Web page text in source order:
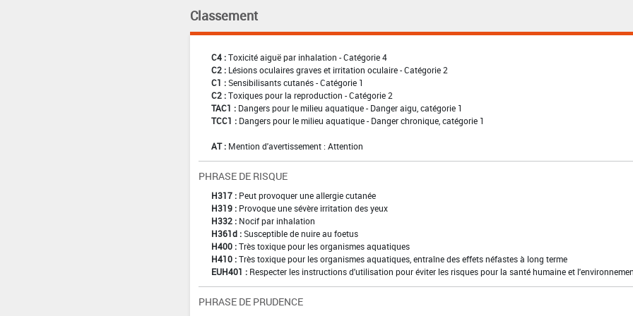
Classement
C4 : Toxicité aiguë par inhalation - Catégorie 4
C2 : Lésions oculaires graves et irritation oculaire - Catégorie 2
C1 : Sensibilisants cutanés - Catégorie 1
C2 : Toxiques pour la reproduction - Catégorie 2
TAC1 : Dangers pour le milieu aquatique - Danger aigu, catégorie 1
TCC1 : Dangers pour le milieu aquatique - Danger chronique, catégorie 1
AT : Mention d'avertissement : Attention
PHRASE DE RISQUE
H317 : Peut provoquer une allergie cutanée
H319 : Provoque une sévère irritation des yeux
H332 : Nocif par inhalation
H361d : Susceptible de nuire au foetus
H400 : Très toxique pour les organismes aquatiques
H410 : Très toxique pour les organismes aquatiques, entraîne des effets néfastes à long terme
EUH401 : Respecter les instructions d'utilisation pour éviter les risques pour la santé humaine et
PHRASE DE PRUDENCE